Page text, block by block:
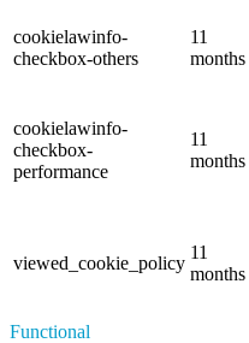
cookielawinfo-
checkbox-others
11
months
cookielawinfo-
checkbox-
performance
11
months
viewed_cookie_policy
11
months
Functional